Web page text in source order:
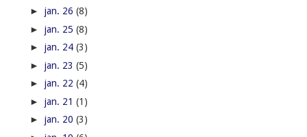
► jan. 26 (8)
► jan. 25 (8)
► jan. 24 (3)
► jan. 23 (5)
► jan. 22 (4)
► jan. 21 (1)
► jan. 20 (3)